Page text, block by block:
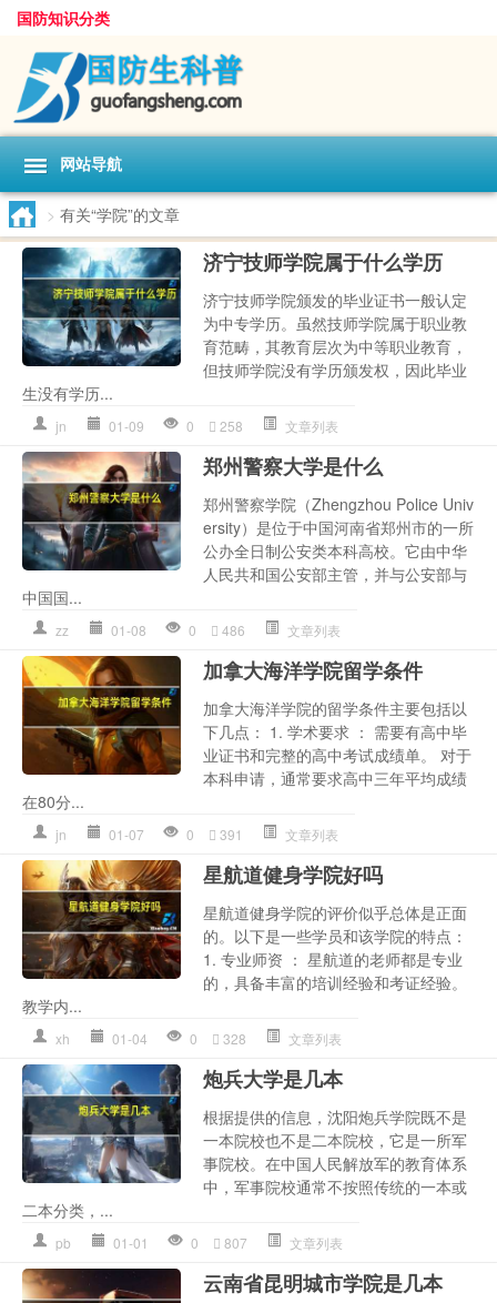
国防知识分类
网站导航
> 有关“学院”的文章
济宁技师学院属于什么学历
济宁技师学院颁发的毕业证书一般认定
为中专学历。虽然技师学院属于职业教
育范畴，其教育层次为中等职业教育，
但技师学院没有学历颁发权，因此毕业
生没有学历...
jn 01-09 0 258 文章列表
郑州警察大学是什么
郑州警察学院（Zhengzhou Police Univ
ersity）是位于中国河南省郑州市的一所
公办全日制公安类本科高校。它由中华
人民共和国公安部主管，并与公安部与
中国国...
zz 01-08 0 486 文章列表
加拿大海洋学院留学条件
加拿大海洋学院的留学条件主要包括以
下几点： 1. 学术要求 ： 需要有高中毕
业证书和完整的高中考试成绩单。 对于
本科申请，通常要求高中三年平均成绩
在80分...
jn 01-07 0 391 文章列表
星航道健身学院好吗
星航道健身学院的评价似乎总体是正面
的。以下是一些学员和该学院的特点：
1. 专业师资 ： 星航道的老师都是专业
的，具备丰富的培训经验和考证经验。
教学内...
xh 01-04 0 328 文章列表
炮兵大学是几本
根据提供的信息，沈阳炮兵学院既不是
一本院校也不是二本院校，它是一所军
事院校。在中国人民解放军的教育体系
中，军事院校通常不按照传统的一本或
二本分类，...
pb 01-01 0 807 文章列表
云南省昆明城市学院是几本